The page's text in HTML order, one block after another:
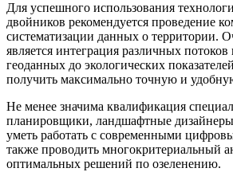
Для успешного использования
двойников рекомендуется проведение
систематизации данных о территории.
является интеграция различных
геоданных до экологических
получить максимально точную и
Не менее значима квалификация
планировщики, ландшафтные
уметь работать с современными
также проводить многокритериальный
оптимальных решений по озеленению.